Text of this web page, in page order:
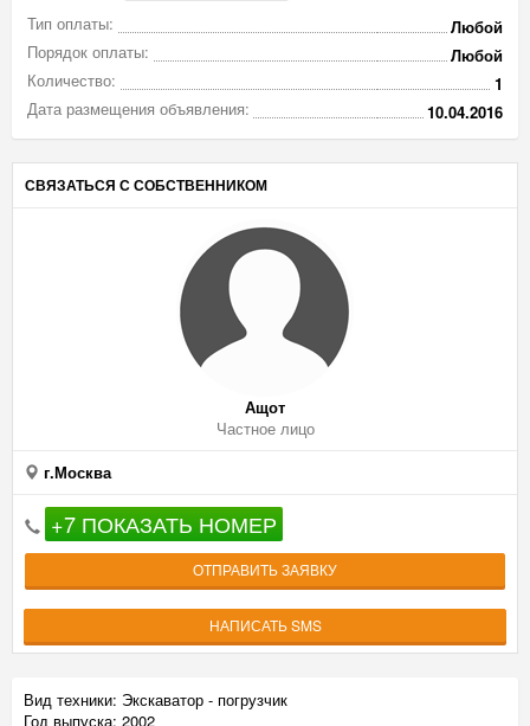
Тип оплаты:
Любой
Порядок оплаты:
Любой
Количество:
1
Дата размещения объявления:
10.04.2016
СВЯЗАТЬСЯ С СОБСТВЕННИКОМ
Ащот
Частное лицо
г.Москва
+7 ПОКАЗАТЬ НОМЕР
ОТПРАВИТЬ ЗАЯВКУ
НАПИСАТЬ SMS
Вид техники: Экскаватор - погрузчик
Год выпуска: 2002